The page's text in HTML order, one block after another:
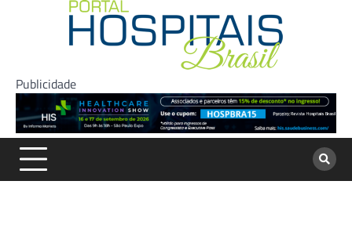
Publicidade